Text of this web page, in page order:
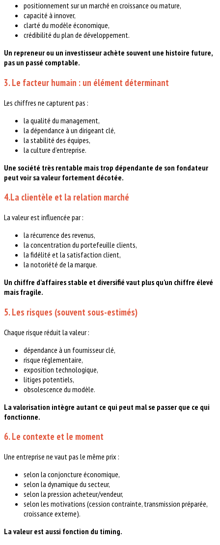
positionnement sur un marché en croissance ou mature,
capacité à innover,
clarté du modèle économique,
crédibilité du plan de développement.
Un repreneur ou un investisseur achète souvent une histoire future,
pas un passé comptable.
3. Le facteur humain : un élément déterminant
Les chiffres ne capturent pas :
la qualité du management,
la dépendance à un dirigeant clé,
la stabilité des équipes,
la culture d’entreprise.
Une société très rentable mais trop dépendante de son fondateur
peut voir sa valeur fortement décotée.
4.La clientèle et la relation marché
La valeur est influencée par :
la récurrence des revenus,
la concentration du portefeuille clients,
la fidélité et la satisfaction client,
la notoriété de la marque.
Un chiffre d’affaires stable et diversifié vaut plus qu’un chiffre élevé
mais fragile.
5. Les risques (souvent sous-estimés)
Chaque risque réduit la valeur :
dépendance à un fournisseur clé,
risque réglementaire,
exposition technologique,
litiges potentiels,
obsolescence du modèle.
La valorisation intègre autant ce qui peut mal se passer que ce qui
fonctionne.
6. Le contexte et le moment
Une entreprise ne vaut pas le même prix :
selon la conjoncture économique,
selon la dynamique du secteur,
selon la pression acheteur/vendeur,
selon les motivations (cession contrainte, transmission préparée,
croissance externe).
La valeur est aussi fonction du timing.